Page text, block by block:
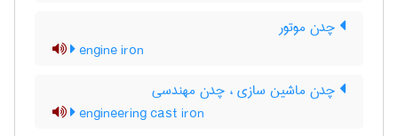
چدن موتور
engine iron
چدن ماشین سازی ، چدن مهندسی
engineering cast iron